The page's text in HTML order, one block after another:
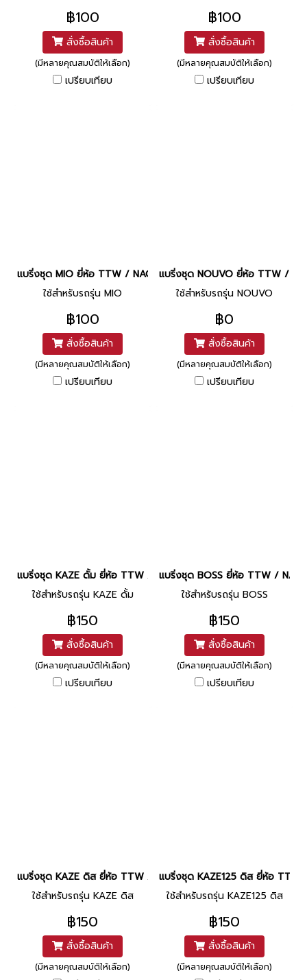
฿100
สั่งซื้อสินค้า
(มีหลายคุณสมบัติให้เลือก)
เปรียบเทียบ
฿100
สั่งซื้อสินค้า
(มีหลายคุณสมบัติให้เลือก)
เปรียบเทียบ
แบริ่งชุด MIO ยี่ห้อ TTW / NACHI
ใช้สำหรับรถรุ่น MIO
฿100
สั่งซื้อสินค้า
(มีหลายคุณสมบัติให้เลือก)
เปรียบเทียบ
แบริ่งชุด NOUVO ยี่ห้อ TTW /
ใช้สำหรับรถรุ่น NOUVO
฿0
สั่งซื้อสินค้า
(มีหลายคุณสมบัติให้เลือก)
เปรียบเทียบ
แบริ่งชุด KAZE ดั้ม ยี่ห้อ TTW / NACHI
ใช้สำหรับรถรุ่น KAZE ดั้ม
฿150
สั่งซื้อสินค้า
(มีหลายคุณสมบัติให้เลือก)
เปรียบเทียบ
แบริ่งชุด BOSS ยี่ห้อ TTW /
ใช้สำหรับรถรุ่น BOSS
฿150
สั่งซื้อสินค้า
(มีหลายคุณสมบัติให้เลือก)
เปรียบเทียบ
แบริ่งชุด KAZE ดิส ยี่ห้อ TTW / NACHI
ใช้สำหรับรถรุ่น KAZE ดิส
฿150
สั่งซื้อสินค้า
(มีหลายคุณสมบัติให้เลือก)
แบริ่งชุด KAZE125 ดิส ยี่ห้อ TTW
ใช้สำหรับรถรุ่น KAZE125 ดิส
฿150
สั่งซื้อสินค้า
(มีหลายคุณสมบัติให้เลือก)